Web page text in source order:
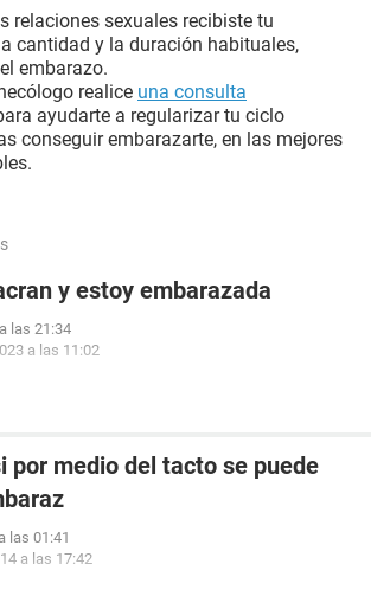
relaciones sexuales recibiste tu
cantidad y la duración habituales,
embarazo.
realice una consulta
ayudarte a regularizar tu ciclo
conseguir embarazarte, en las mejores
y estoy embarazada
las 21:34
a las 11:02
por medio del tacto se puede
las 01:41
a las 17:42